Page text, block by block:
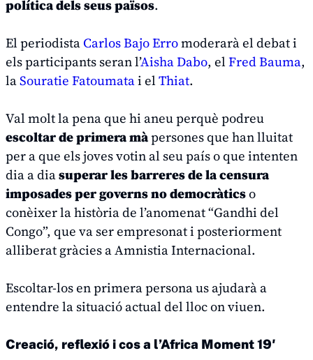
política dels seus països.
El periodistaCarlos Bajo Erromoderarà el debat i
els participants seran l’Aisha Dabo, elFred Bauma,
laSouratie Fatoumatai elThiat.
Val molt la pena que hi aneu perquè podreu
escoltar de primera màpersones que han lluitat
per a que els joves votin al seu país o que intenten
dia a diasuperar les barreres de la censura
imposades per governs no democràticso
conèixer la història de l’anomenat “Gandhi del
Congo”, que va ser empresonat i posteriorment
alliberat gràcies a Amnistia Internacional.
Escoltar-los en primera persona us ajudarà a
entendre la situació actual del lloc on viuen.
Creació, reflexió i cos a l’Africa Moment 19′